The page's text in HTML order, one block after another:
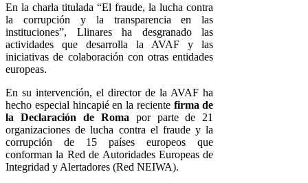
En la charla titulada “El fraude, la lucha contra
la corrupción y la transparencia en las
instituciones”, Llinares ha desgranado las
actividades que desarrolla la AVAF y las
iniciativas de colaboración con otras entidades
europeas.
En su intervención, el director de la AVAF ha
hecho especial hincapié en la recientefirma de
la Declaración de Roma por parte de 21
organizaciones de lucha contra el fraude y la
corrupción de 15 países europeos que
conforman la Red de Autoridades Europeas de
Integridad y Alertadores (Red NEIWA).